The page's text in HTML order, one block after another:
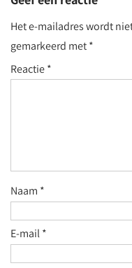
Het e-mailadres wordt
gemarkeerd met*
Reactie*
Naam *
E-mail*